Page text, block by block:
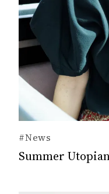
#News
Summer